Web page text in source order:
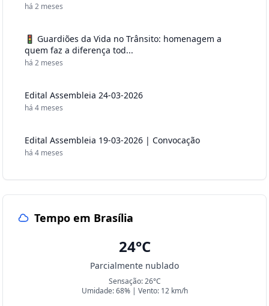
há 2 meses
🚦 Guardiões da Vida no Trânsito: homenagem a
quem faz a diferença tod...
há 2 meses
Edital Assembleia 24-03-2026
há 4 meses
Edital Assembleia 19-03-2026 | Convocação
há 4 meses
Tempo em Brasília
24°C
Parcialmente nublado
Sensação: 26°C
Umidade: 68% | Vento: 12 km/h